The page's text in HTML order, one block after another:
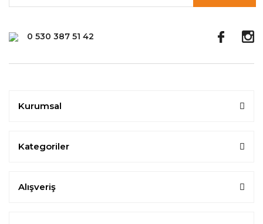
0 530 387 51 42
Kurumsal
Kategoriler
Alışveriş